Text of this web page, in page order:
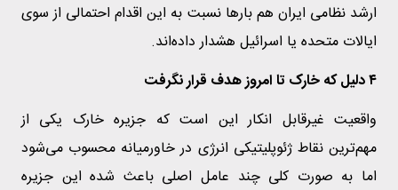
ارشد نظامی ایران هم بارها نسبت به این اقدام احتمالی از سوی
ایالات متحده یا اسرائیل هشدار داده‌اند.
۴ دلیل که خارک تا امروز هدف قرار نگرفت
واقعیت غیرقابل انکار این است که جزیره خارک یکی از
مهم‌ترین نقاط ژئوپلیتیکی انرژی در خاورمیانه محسوب می‌شود
اما به صورت کلی چند عامل اصلی باعث شده این جزیره